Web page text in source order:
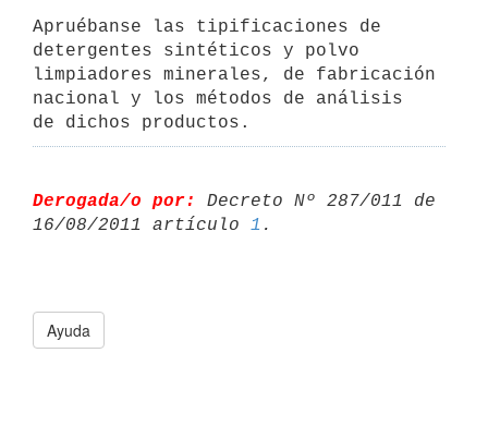
Apruébanse las tipificaciones de
detergentes sintéticos y polvo
limpiadores minerales, de fabricación
nacional y los métodos de análisis
de dichos productos.
Derogada/o por:
Decreto Nº 287/011 de
16/08/2011 artículo 1
Ayuda